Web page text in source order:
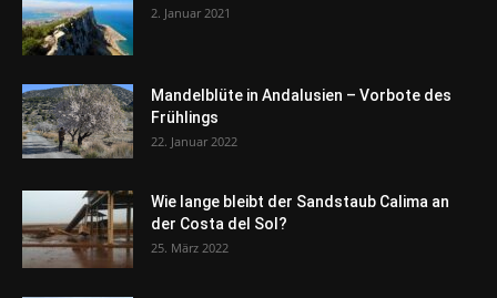
2. Januar 2021
Mandelblüte in Andalusien – Vorbote des
Frühlings
22. Januar 2022
Wie lange bleibt der Sandstaub Calima an
der Costa del Sol?
25. März 2022